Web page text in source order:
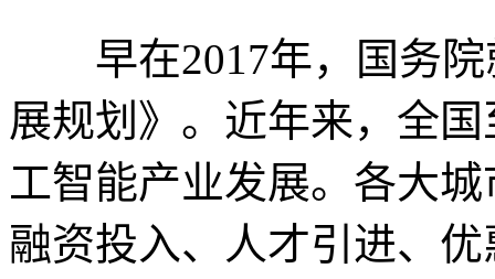
早在2017年，国务院
展规划》。近年来，全
工智能产业发展。各大
融资投入、人才引进、